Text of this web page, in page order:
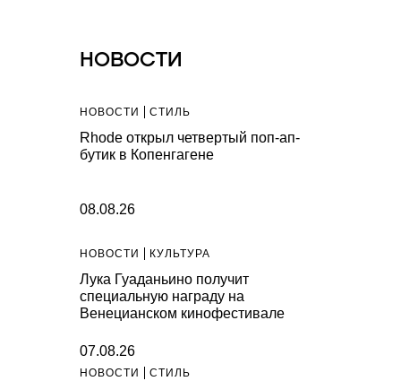
НОВОСТИ
НОВОСТИ СТИЛЬ
Rhode открыл четвертый поп-ап-
бутик в Копенгагене
08.08.26
НОВОСТИ КУЛЬТУРА
Лука Гуаданьино получит
специальную награду на
Венецианском кинофестивале
07.08.26
НОВОСТИ СТИЛЬ